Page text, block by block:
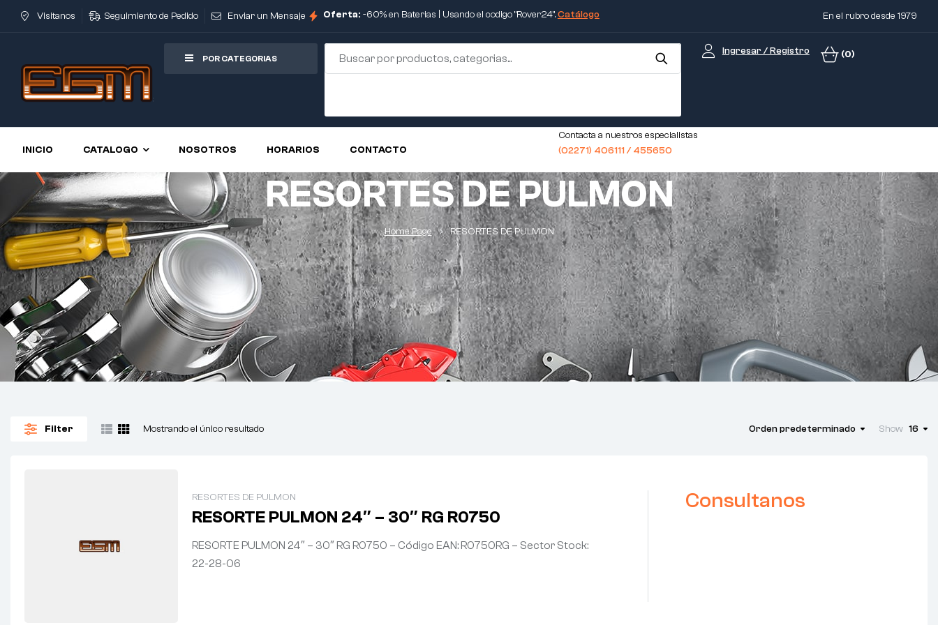
Visitanos Seguimiento de Pedido Enviar un Mensaje Oferta: -60% en Baterias | Usando el codigo "Rover24".Catálogo En el rubro desde 1979
POR CATEGORIAS
Ingresar / Registro (0)
INICIO CATALOGO NOSOTROS HORARIOS CONTACTO
Contacta a nuestros especialistas
(02271) 406111 / 455650
RESORTES DE PULMON
Home Page RESORTES DE PULMON
Filter Mostrando el único resultado Orden predeterminado Show 16
RESORTES DE PULMON
RESORTE PULMON 24″ – 30″ RG R0750
RESORTE PULMON 24″ – 30″ RG R0750 – Código EAN: R0750RG – Sector Stock:
22-28-06
Consultanos